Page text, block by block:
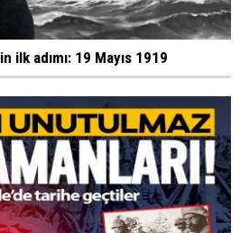
adımı: 19 Mayıs 1919